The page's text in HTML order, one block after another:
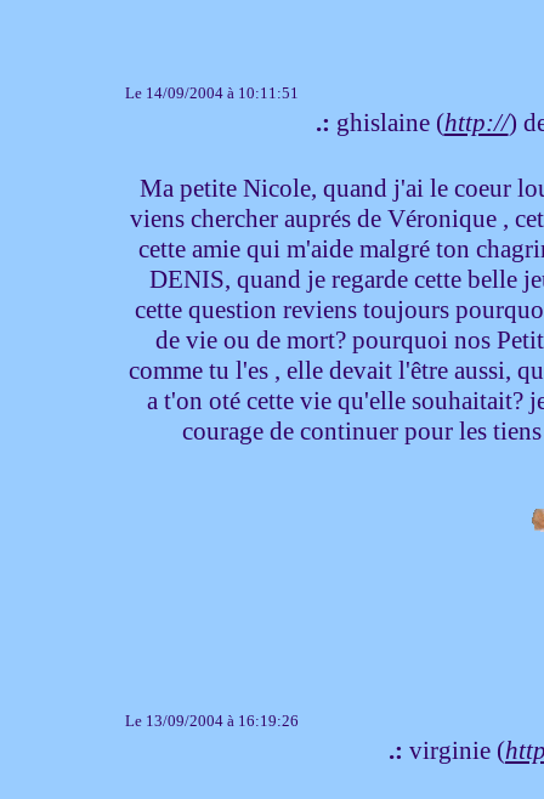
Le 14/09/2004 à 10:11:51
.: ghislaine (http://)
Ma petite Nicole, quand j'ai le coeur
viens chercher auprés de Véronique ,
cette amie qui m'aide malgré ton
DENIS, quand je regarde cette belle
cette question reviens toujours
de vie ou de mort? pourquoi nos
comme tu l'es , elle devait l'être aussi,
a t'on oté cette vie qu'elle souhaitait?
courage de continuer pour les
Le 13/09/2004 à 16:19:26
.: virginie (